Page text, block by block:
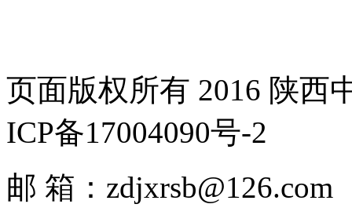
页面版权所有 2016 陕西
ICP备17004090号-2
邮 箱：zdjxrsb@126.com